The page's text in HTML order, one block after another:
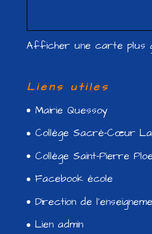
Afficher une carte plus
Liens utiles
Mairie Quessoy
Collège Sacré-Cœur
Collège Saint-Pierre
Facebook école
Direction de
Lien admin